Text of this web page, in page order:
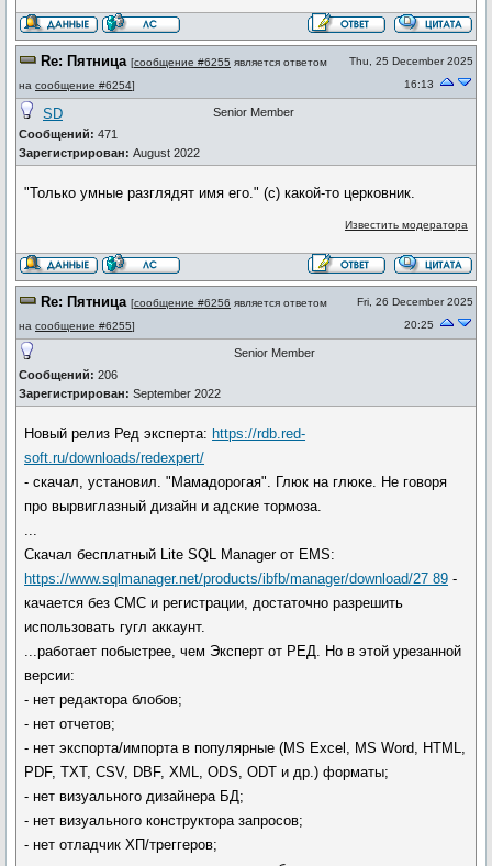
Re: Пятница [сообщение #6255 является ответом
на сообщение #6254]
Thu, 25 December 2025
16:13
SD
Сообщений: 471
Зарегистрирован: August 2022
Senior Member
"Только умные разглядят имя его." (с) какой-то церковник.
Известить модератора
Re: Пятница [сообщение #6256 является ответом
на сообщение #6255]
Fri, 26 December 2025
20:25
Сообщений: 206
Зарегистрирован: September 2022
Senior Member
Новый релиз Ред эксперта: https://rdb.red-
soft.ru/downloads/redexpert/
- скачал, установил. "Мамадорогая". Глюк на глюке. Не говоря
про вырвиглазный дизайн и адские тормоза.
...
Скачал бесплатный Lite SQL Manager от EMS:
https://www.sqlmanager.net/products/ibfb/manager/download/27 89 -
качается без СМС и регистрации, достаточно разрешить
использовать гугл аккаунт.
...работает побыстрее, чем Эксперт от РЕД. Но в этой урезанной
версии:
- нет редактора блобов;
- нет отчетов;
- нет экспорта/импорта в популярные (MS Excel, MS Word, HTML,
PDF, TXT, CSV, DBF, XML, ODS, ODT и др.) форматы;
- нет визуального дизайнера БД;
- нет визуального конструктора запросов;
- нет отладчик ХП/треггеров;